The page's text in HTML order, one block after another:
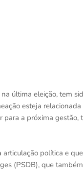
última eleição, tem
esteja
para a próxima
política e
(PSDB), que